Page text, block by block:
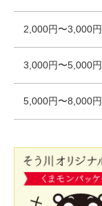
2,000円〜3,000円
3,000円〜5,000円
5,000円〜8,000円